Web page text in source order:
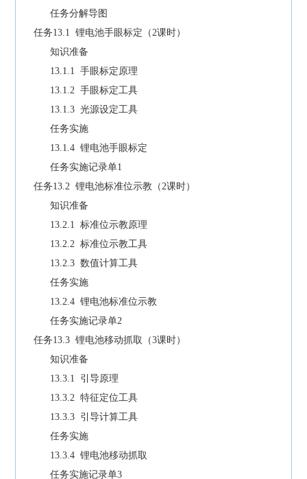
任务分解导图
任务13.1 锂电池手眼标定（2课时）
知识准备
13.1.1 手眼标定原理
13.1.2 手眼标定工具
13.1.3 光源设定工具
任务实施
13.1.4 锂电池手眼标定
任务实施记录单1
任务13.2 锂电池标准位示教（2课时）
知识准备
13.2.1 标准位示教原理
13.2.2 标准位示教工具
13.2.3 数值计算工具
任务实施
13.2.4 锂电池标准位示教
任务实施记录单2
任务13.3 锂电池移动抓取（3课时）
知识准备
13.3.1 引导原理
13.3.2 特征定位工具
13.3.3 引导计算工具
任务实施
13.3.4 锂电池移动抓取
任务实施记录单3